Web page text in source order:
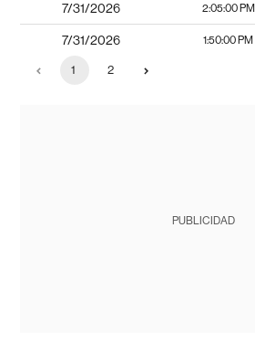
7/31/2026 2:05:00 PM
7/31/2026 1:50:00 PM
1 2
PUBLICIDAD